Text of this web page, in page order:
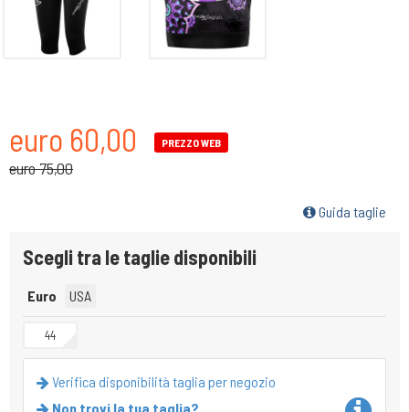
euro 60,00 PREZZO WEB
euro 75,00
Guida taglie
Scegli tra le taglie disponibili
Euro USA
44
Verifica disponibilità taglia per negozio
Non trovi la tua taglia?